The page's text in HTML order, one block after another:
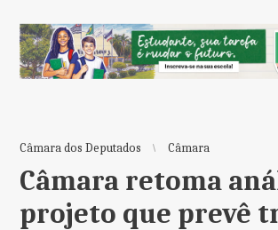
Câmara dos Deputados Câmara
Câmara retoma
projeto que prevê